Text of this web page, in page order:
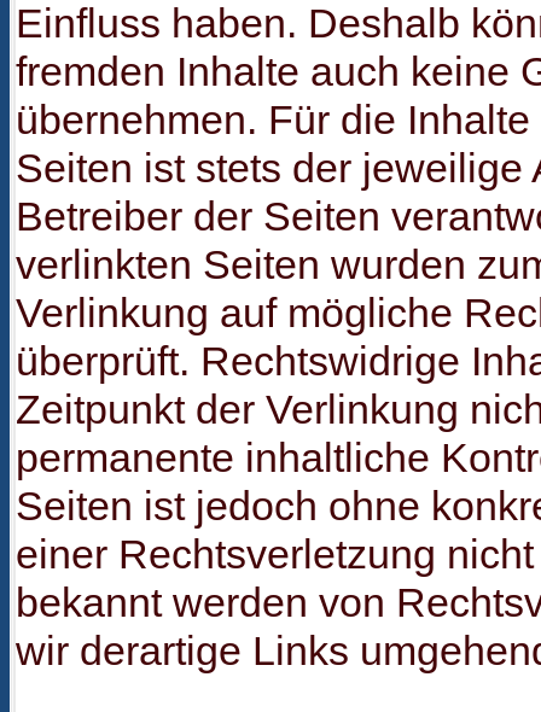
Einfluss haben. Deshalb
fremden Inhalte auch keine
übernehmen. Für die
Seiten ist stets der jeweilige
Betreiber der Seiten
verlinkten Seiten wurden
Verlinkung auf mögliche
überprüft. Rechtswidrige
Zeitpunkt der Verlinkung
permanente inhaltliche
Seiten ist jedoch ohne
einer Rechtsverletzung
bekannt werden von
wir derartige Links